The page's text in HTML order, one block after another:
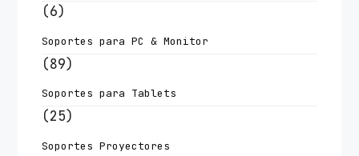
(6)
Soportes para PC & Monitor
(89)
Soportes para Tablets
(25)
Soportes Proyectores